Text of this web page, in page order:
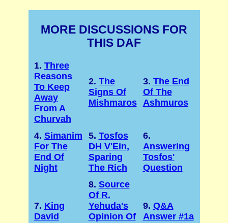
MORE DISCUSSIONS FOR
THIS DAF
1. Three
Reasons
To Keep
Away
From A
Churvah
2. The
Signs Of
Mishmaros
3. The End
Of The
Ashmuros
4. Simanim
For The
End Of
Night
5. Tosfos
DH V'Ein,
Sparing
The Rich
6.
Answering
Tosfos'
Question
7. King
David
8. Source
Of R.
Yehuda's
Opinion Of
9. Q&A
Answer #1a